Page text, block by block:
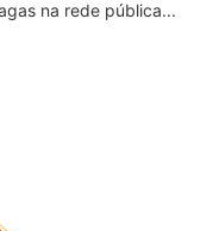
na rede pública...